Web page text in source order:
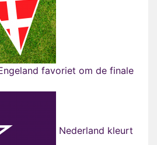
favoriet om de finale
Nederland kleurt